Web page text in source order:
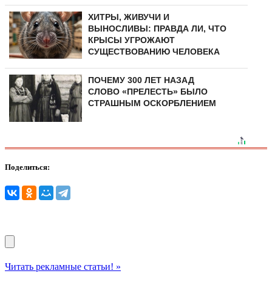
ХИТРЫ, ЖИВУЧИ И
ВЫНОСЛИВЫ: ПРАВДА ЛИ, ЧТО
КРЫСЫ УГРОЖАЮТ
СУЩЕСТВОВАНИЮ ЧЕЛОВЕКА
ПОЧЕМУ 300 ЛЕТ НАЗАД
СЛОВО «ПРЕЛЕСТЬ» БЫЛО
СТРАШНЫМ ОСКОРБЛЕНИЕМ
Поделиться:
Читать рекламные статьи! »